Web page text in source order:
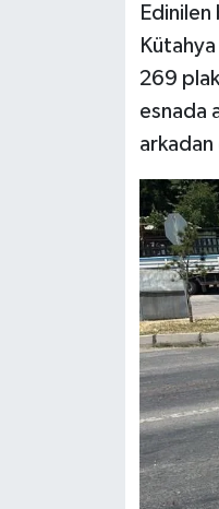
269
esnada
arkadan
Teknoloji
Vefat Haberleri